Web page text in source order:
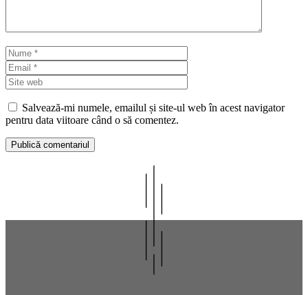
Nume
web
Salvează-mi numele, emailul și site-ul web în acest navigator
pentru data viitoare când o să comentez.